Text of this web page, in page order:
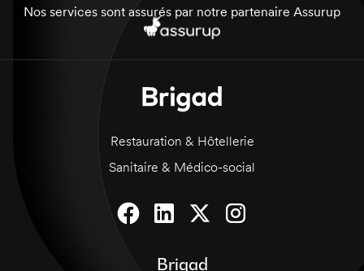
restaurant traditionnel.
Nos services sont assurés par notre partenaire Assurup
Restauration & Hôtellerie
Sanitaire & Médico-social
Brigad